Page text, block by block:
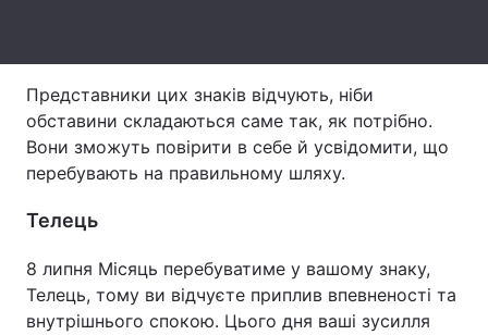
Представники цих знаків відчують, ніби
обставини складаються саме так, як потрібно.
Вони зможуть повірити в себе й усвідомити, що
перебувають на правильному шляху.
Телець
8 липня Місяць перебуватиме у вашому знаку,
Телець, тому ви відчуєте приплив впевненості та
внутрішнього спокою. Цього дня ваші зусилля